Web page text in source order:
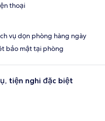
thoại
vụ dọn phòng hàng ngày
bảo mật tại phòng
tiện nghi đặc biệt